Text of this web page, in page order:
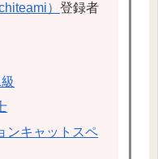
）登録者
ンキャットスペ